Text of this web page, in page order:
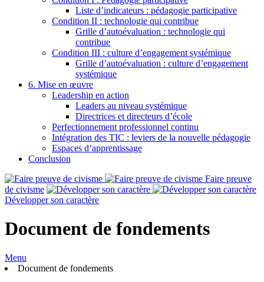
Liste d’indicateurs : pédagogie participative
Condition II : technologie qui contribue
Grille d’autoévaluation : technologie qui
contribue
Condition III : culture d’engagement systémique
Grille d’autoévaluation : culture d’engagement
systémique
6. Mise en œuvre
Leadership en action
Leaders au niveau systémique
Directrices et directeurs d’école
Perfectionnement professionnel continu
Intégration des TIC : leviers de la nouvelle pédagogie
Espaces d’apprentissage
Conclusion
Faire preuve
de civisme
Développer son caractère
Document de fondements
Menu
Document de fondements